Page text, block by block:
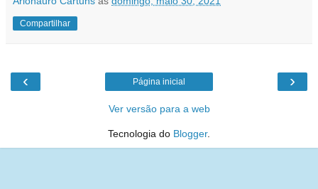
Compartilhar
‹ ›
Página inicial
Ver versão para a web
Tecnologia do Blogger.